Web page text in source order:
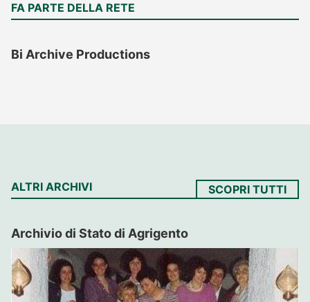
FA PARTE DELLA RETE
Bi Archive Productions
ALTRI ARCHIVI SCOPRI TUTTI
Archivio di Stato di Agrigento